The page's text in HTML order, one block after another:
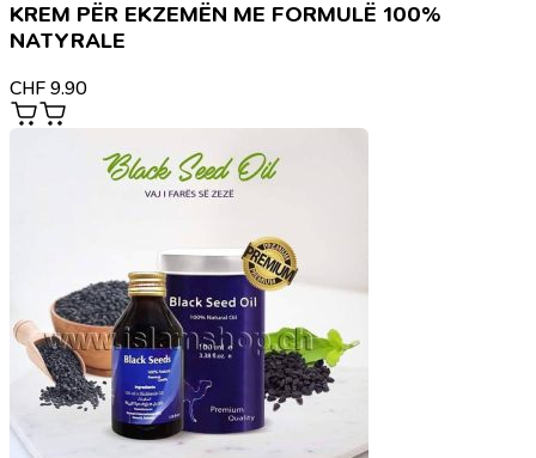
KREM PËR EKZEMËN ME FORMULË 100%
NATYRALE
CHF 9.90